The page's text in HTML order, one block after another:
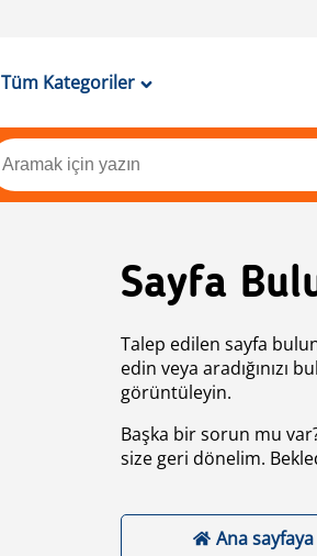
Tüm Kategoriler
Sayfa
Talep edilen sayfa
edin veya aradığınızı
görüntüleyin.
Başka bir sorun mu
size geri dönelim.
Ana